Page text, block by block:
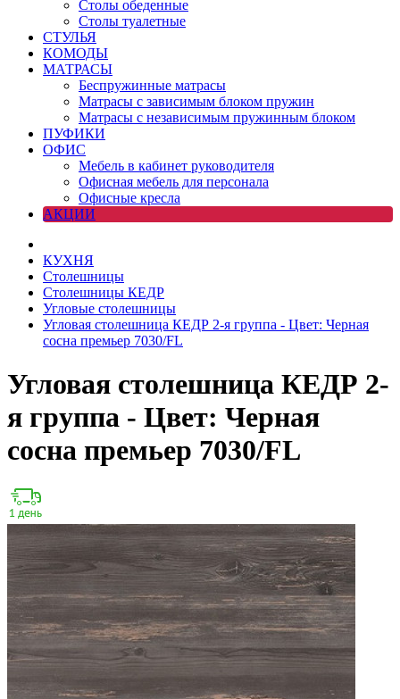
Столы обеденные
Столы туалетные
СТУЛЬЯ
КОМОДЫ
МАТРАСЫ
Беспружинные матрасы
Матрасы с зависимым блоком пружин
Матрасы с независимым пружинным блоком
ПУФИКИ
ОФИС
Мебель в кабинет руководителя
Офисная мебель для персонала
Офисные кресла
АКЦИИ
КУХНЯ
Столешницы
Столешницы КЕДР
Угловые столешницы
Угловая столешница КЕДР 2-я группа - Цвет: Черная
сосна премьер 7030/FL
Угловая столешница КЕДР 2-
я группа - Цвет: Черная
сосна премьер 7030/FL